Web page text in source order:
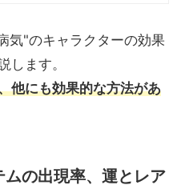
気"のキャラクターの効果
します。
他にも効果的な方法があ
の出現率、運とレア